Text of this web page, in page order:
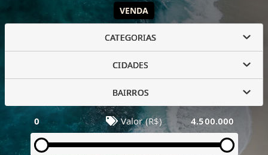
VENDA
CATEGORIAS
CIDADES
BAIRROS
0 Valor (R$) 4.500.000